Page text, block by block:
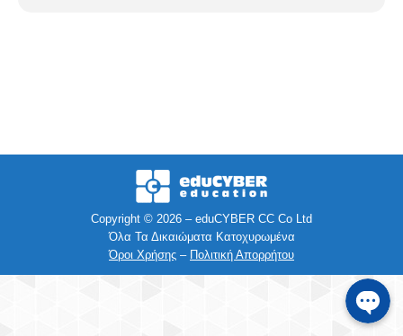
Copyright © 2026 – eduCYBER CC Co Ltd
Όλα Τα Δικαιώματα Κατοχυρωμένα
Όροι Χρήσης – Πολιτική Απορρήτου